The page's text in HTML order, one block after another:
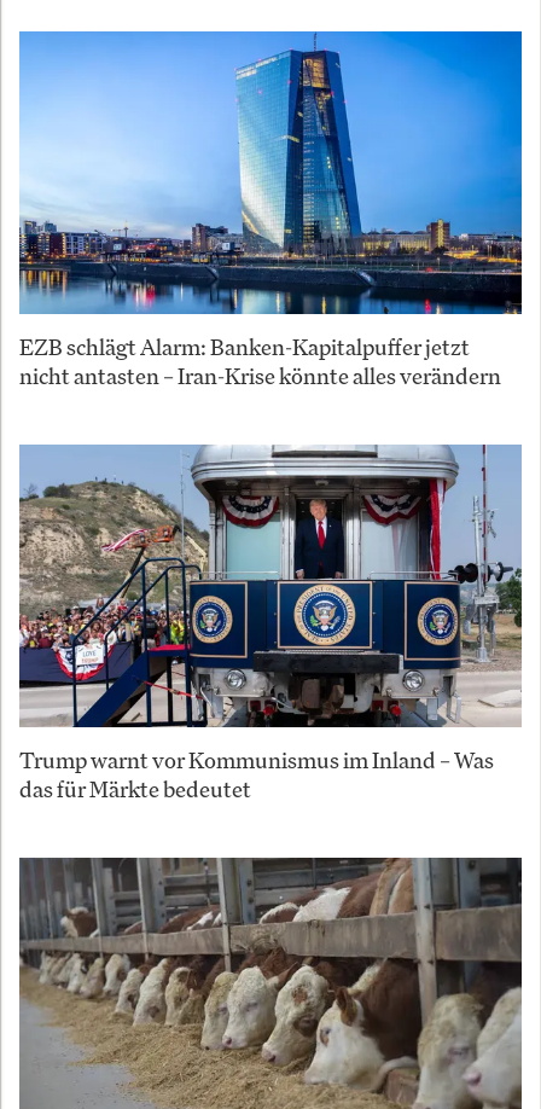
EZB schlägt Alarm: Banken-Kapitalpuffer jetzt
nicht antasten – Iran-Krise könnte alles verändern
Trump warnt vor Kommunismus im Inland – Was
das für Märkte bedeutet